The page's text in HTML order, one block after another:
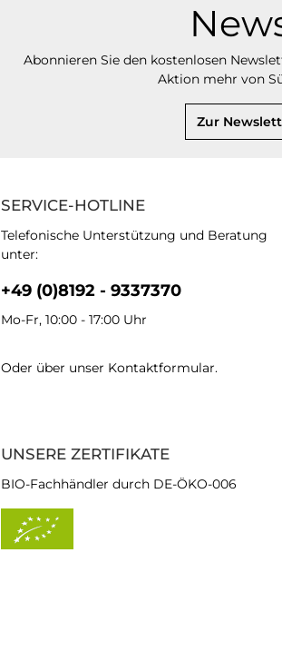
Abonnieren Sie den kostenlosen
Aktion mehr von
Zur
SERVICE-HOTLINE
Telefonische Unterstützung und Beratung
unter:
+49 (0)8192 - 9337370
Mo-Fr, 10:00 - 17:00 Uhr
Oder über unser Kontaktformular.
UNSERE ZERTIFIKATE
BIO-Fachhändler durch DE-ÖKO-006